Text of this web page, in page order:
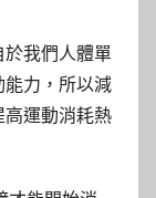
我們人體單
力，所以減
高運動消耗熱